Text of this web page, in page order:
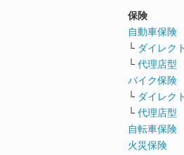
保険
自動車保険
└ ダイレク
└ 代理店型
バイク保険
└ ダイレク
└ 代理店型
自転車保険
火災保険